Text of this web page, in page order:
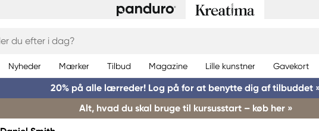
Nyheder Mærker Tilbud Magazine Lille kunstner Gavekort
20% på alle lærreder! Log på for at benytte dig af tilbuddet
Alt, hvad du skal bruge til kursusstart – køb her »